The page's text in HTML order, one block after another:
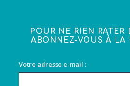
POUR NE RIEN RATER
ABONNEZ-VOUS À LA
Votre adresse e-mail :